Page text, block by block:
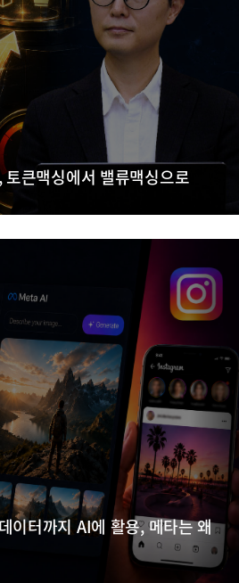
큰맥싱에서 밸류맥싱으로
이터까지 AI에 활용, 메타는 왜